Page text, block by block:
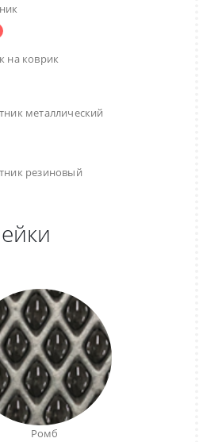
на коврик
металлический
резиновый
Ромб